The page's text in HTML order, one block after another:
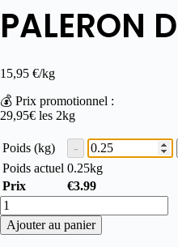
PALERON
15,95 €/kg
💰 Prix promotionnel :
29,95€ les 2kg
Poids (kg)
Poids actuel 0.25kg
Prix
€3.99
Ajouter au panier